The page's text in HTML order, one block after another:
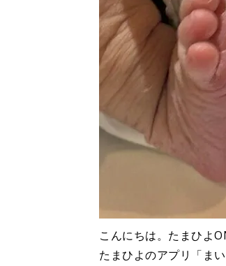
こんにちは。たまひよ
たまひよのアプリ「ま